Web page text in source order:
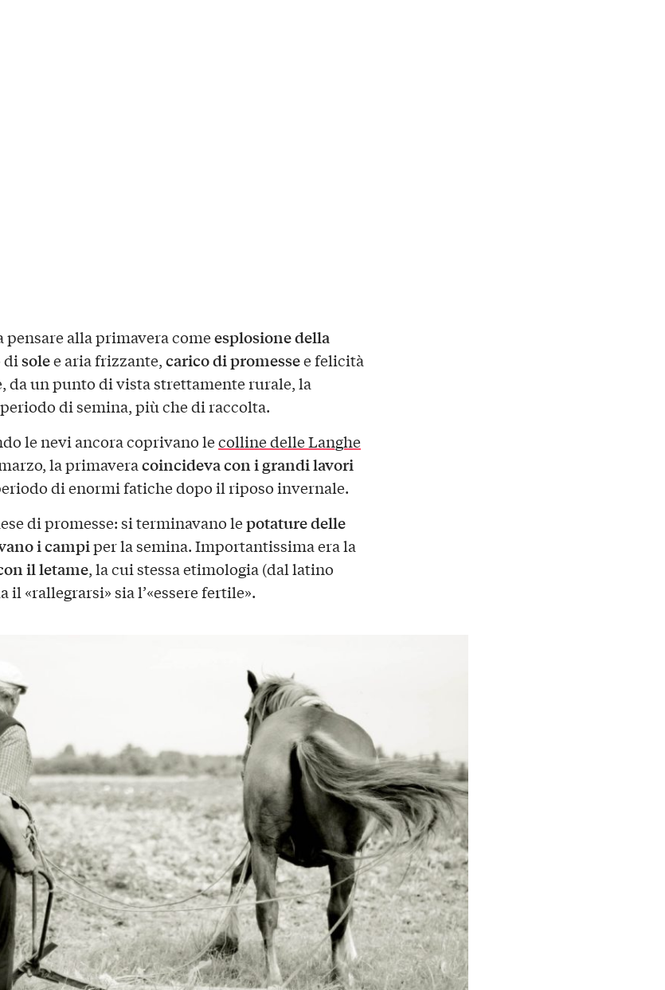
pensare alla primavera comeesplosione della
disolee aria frizzante,carico di promessee felicità
da un punto di vista strettamente rurale, la
di semina, più che di raccolta.
le nevi ancora coprivano lecolline delle Langhe
la primaveracoincideva con i grandi lavori
di enormi fatiche dopo il riposo invernale.
di promesse: si terminavano lepotature delle
i campiper la semina. Importantissima era la
il letame, la cui stessa etimologia (dal latino
il «rallegrarsi» sia l’«essere fertile».